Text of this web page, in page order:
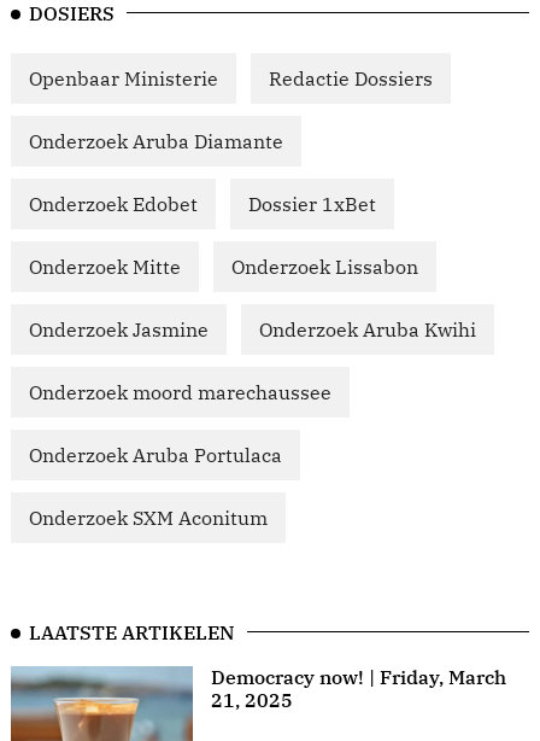
DOSIERS
Openbaar Ministerie Redactie Dossiers
Onderzoek Aruba Diamante
Onderzoek Edobet Dossier 1xBet
Onderzoek Mitte Onderzoek Lissabon
Onderzoek Jasmine Onderzoek Aruba Kwihi
Onderzoek moord marechaussee
Onderzoek Aruba Portulaca
Onderzoek SXM Aconitum
LAATSTE ARTIKELEN
Democracy now! | Friday, March
21, 2025